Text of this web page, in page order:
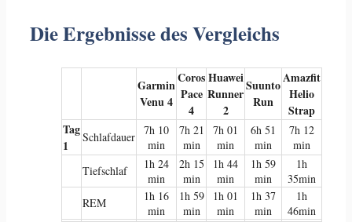
Die Ergebnisse des Vergleichs
Garmin
Venu 4
Coros
Pace
4
Huawei
Runner
2
Suunto
Run
Amazfit
Helio
Strap
Tag
1
Schlafdauer 7h 10
min
7h 21
min
7h 01
min
6h 51
min
7h 12
min
Tiefschlaf
1h 24
min
2h 15
min
1h 44
min
1h 59
min
1h
35min
REM
1h 16
min
1h 59
min
1h 01
min
1h 37
min
1h
46min